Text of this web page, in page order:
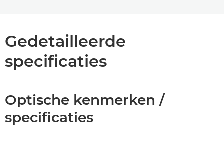
Gedetailleerde
specificaties
Optische kenmerken /
specificaties